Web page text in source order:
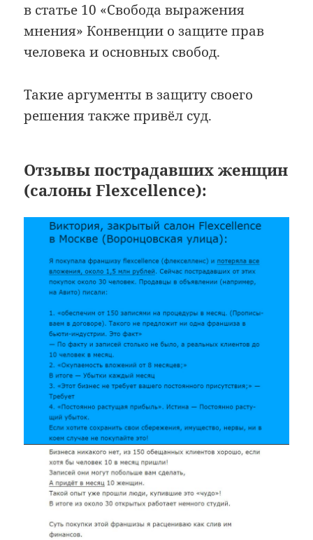
в статье 10 «Свобода выражения
мнения» Конвенции о защите прав
человека и основных свобод.
Такие аргументы в защиту своего
решения также привёл суд.
Отзывы пострадавших женщин
(салоны Flexcellence):